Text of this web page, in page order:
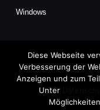
Windows
Copyright © 2026
TechFieber Blog
Diese Webseite
Verbesserung der
Anzeigen und zum
Unter